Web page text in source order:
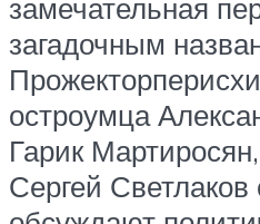
замечательная
загадочным
остроумца
Гарик
Сергей